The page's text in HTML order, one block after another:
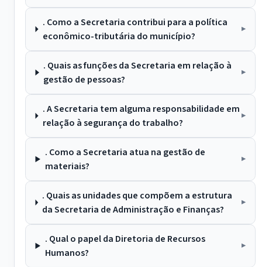
. Como a Secretaria contribui para a política
econômico-tributária do município?
. Quais as funções da Secretaria em relação à
gestão de pessoas?
. A Secretaria tem alguma responsabilidade em
relação à segurança do trabalho?
. Como a Secretaria atua na gestão de
materiais?
. Quais as unidades que compõem a estrutura
da Secretaria de Administração e Finanças?
. Qual o papel da Diretoria de Recursos
Humanos?